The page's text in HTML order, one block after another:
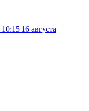
10:15 16 августа